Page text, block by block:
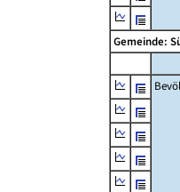
Gemeinde: